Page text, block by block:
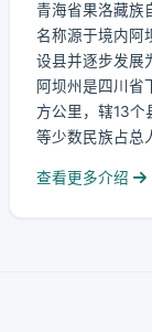
青海省果洛藏族
名称源于境内阿
设县并逐步发展
阿坝州是四川省
方公里，辖13个
等少数民族占总
查看更多介绍